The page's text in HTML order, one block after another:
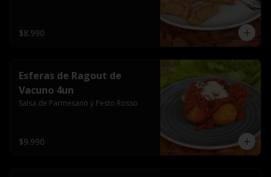
$8.990
Esferas de Ragout de
Vacuno 4un
Salsa de Parmesano y Pesto Rosso
$9.990